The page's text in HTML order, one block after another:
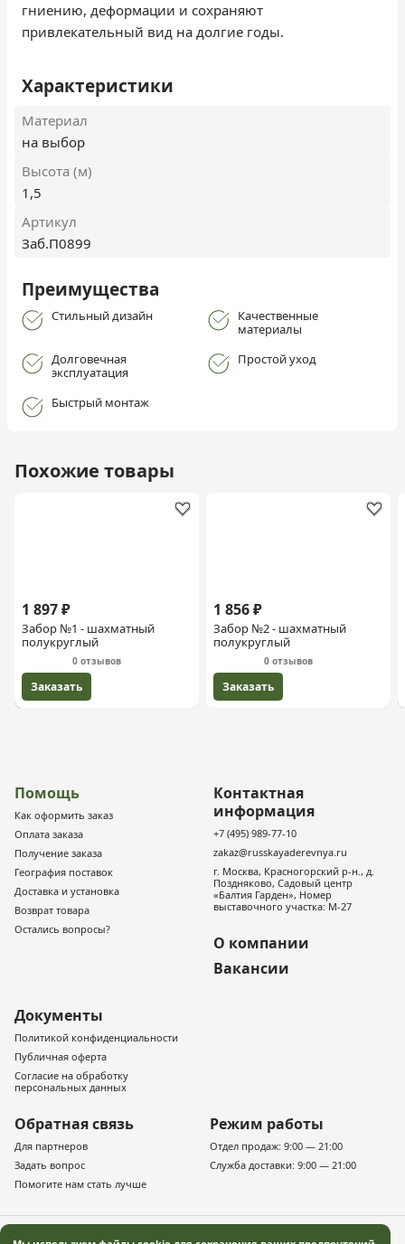
гниению, деформации и сохраняют
привлекательный вид на долгие годы.
Характеристики
Материал
на выбор
Высота (м)
1,5
Артикул
Заб.П0899
Преимущества
Стильный дизайн
Качественные
материалы
Долговечная
эксплуатация
Простой уход
Быстрый монтаж
Похожие товары
1 897 ₽
Забор №1 - шахматный
полукруглый
0 отзывов
Заказать
1 856 ₽
Забор №2 - шахматный
полукруглый
0 отзывов
Заказать
Помощь
Как оформить заказ
Оплата заказа
Получение заказа
География поставок
Доставка и установка
Возврат товара
Остались вопросы?
Контактная
информация
+7 (495) 989-77-10
zakaz@russkayaderevnya.ru
г. Москва, Красногорский р-н., д.
Поздняково, Садовый центр
«Балтия Гарден», Номер
выставочного участка: М-27
О компании
Вакансии
Документы
Политикой конфиденциальности
Публичная оферта
Согласие на обработку
персональных данных
Обратная связь
Для партнеров
Задать вопрос
Помогите нам стать лучше
Режим работы
Отдел продаж: 9:00 — 21:00
Служба доставки: 9:00 — 21:00